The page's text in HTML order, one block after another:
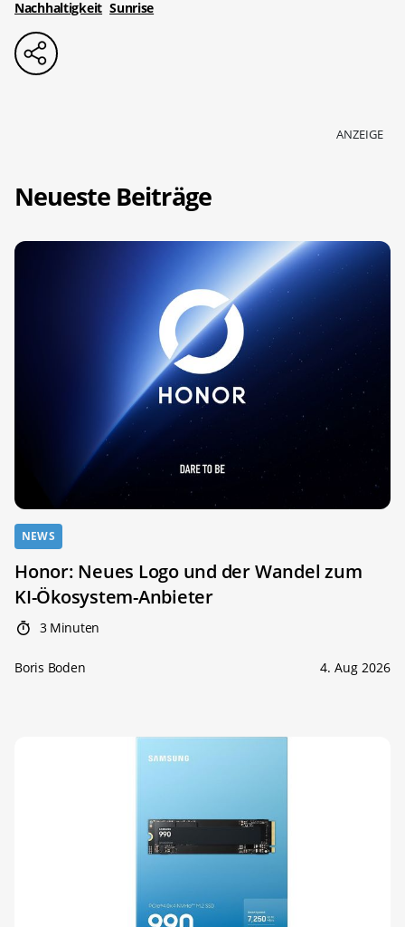
Nachhaltigkeit Sunrise
ANZEIGE
Neueste Beiträge
NEWS
Honor: Neues Logo und der Wandel zum
KI-Ökosystem-Anbieter
3 Minuten
Boris Boden 4. Aug 2026